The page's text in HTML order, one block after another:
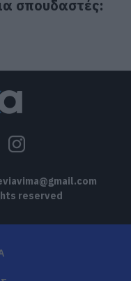
σπουδαστές:
reserved